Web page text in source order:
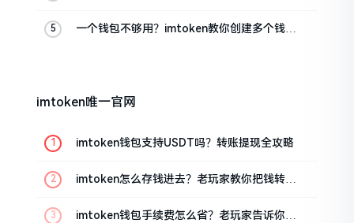
一个钱包不够用？imtoken教你创建多个钱包
imtoken唯一官网
imtoken钱包支持USDT吗？转账提现全攻略
imtoken怎么存钱进去？老玩家教你把钱转进
imtoken钱包手续费怎么省？老玩家告诉你几